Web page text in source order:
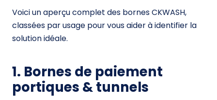
Voici un aperçu complet des bornes CKWASH,
classées par usage pour vous aider à identifier la
solution idéale.
1. Bornes de paiement
portiques & tunnels